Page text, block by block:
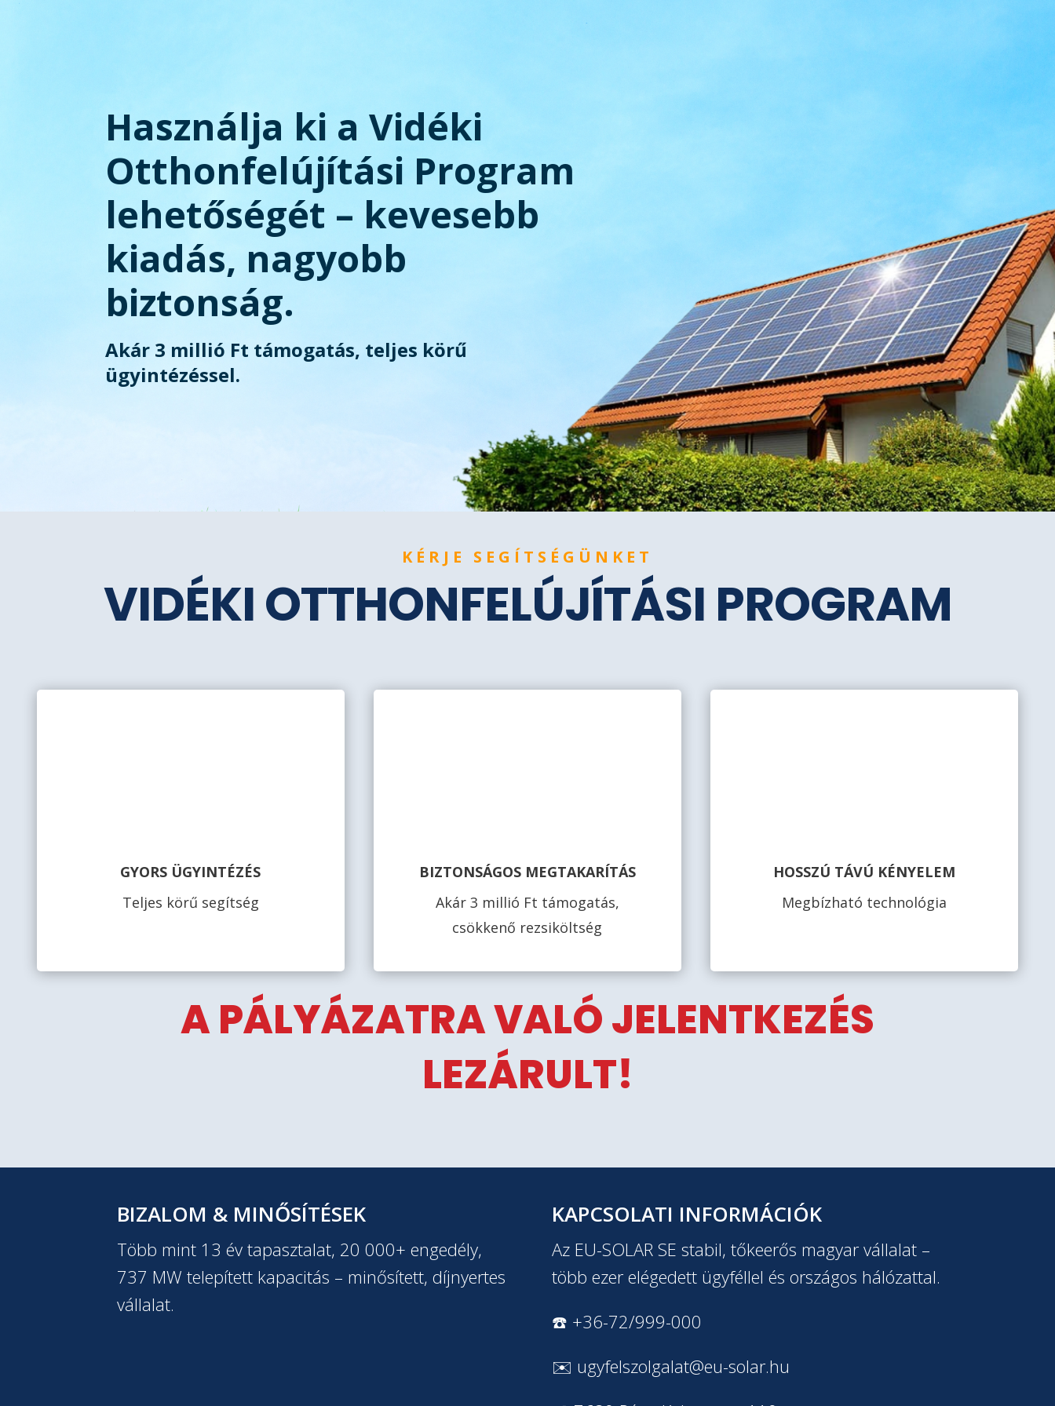
Használja ki a Vidéki
Otthonfelújítási Program
lehetőségét – kevesebb
kiadás, nagyobb
biztonság.
Akár 3 millió Ft támogatás, teljes körű
ügyintézéssel.
KÉRJE SEGÍTSÉGÜNKET
VIDÉKI OTTHONFELÚJÍTÁSI PROGRAM
GYORS ÜGYINTÉZÉS
Teljes körű segítség
BIZTONSÁGOS MEGTAKARÍTÁS
Akár 3 millió Ft támogatás,
csökkenő rezsiköltség
HOSSZÚ TÁVÚ KÉNYELEM
Megbízható technológia
A PÁLYÁZATRA VALÓ JELENTKEZÉS
LEZÁRULT!
BIZALOM & MINŐSÍTÉSEK
Több mint 13 év tapasztalat, 20 000+ engedély,
737 MW telepített kapacitás – minősített, díjnyertes
vállalat.
KAPCSOLATI INFORMÁCIÓK
Az EU-SOLAR SE stabil, tőkeerős magyar vállalat –
több ezer elégedett ügyféllel és országos hálózattal.
☎️ +36-72/999-000
✉️ ugyfelszolgalat@eu-solar.hu